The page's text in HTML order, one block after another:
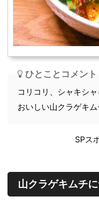
ひとことコメント
コリコリ、シャキシ
おいしい山クラゲキム
SPス
山クラゲキムチ